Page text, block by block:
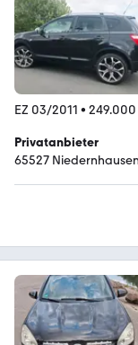
EZ 03/2011 • 249.000
Privatanbieter
65527 Niedernhausen